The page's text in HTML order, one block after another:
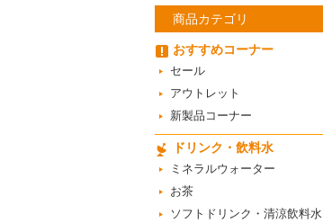
商品カテゴリ
おすすめコーナー
セール
アウトレット
新製品コーナー
ドリンク・飲料水
ミネラルウォーター
お茶
ソフトドリンク・清涼飲料水